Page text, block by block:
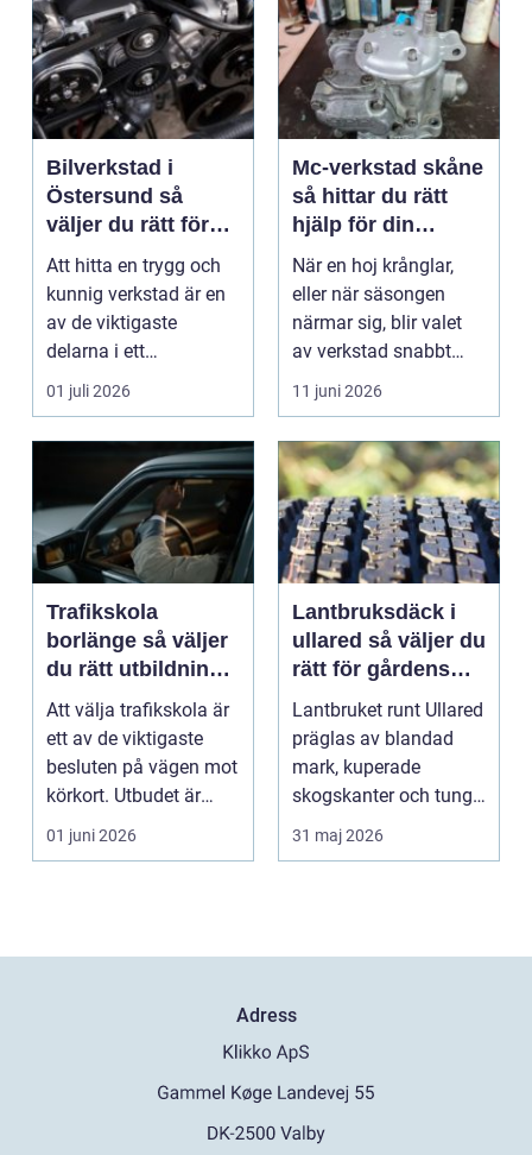
Bilverkstad i
Östersund så
väljer du rätt för
din bil
Att hitta en trygg och
kunnig verkstad är en
av de viktigaste
delarna i ett
problemfritt bilägande.
01 juli 2026
Mc-verkstad skåne
så hittar du rätt
hjälp för din
motorcykel
När en hoj krånglar,
eller när säsongen
närmar sig, blir valet
av verkstad snabbt
avgörande. En MC-v...
11 juni 2026
Trafikskola
borlänge så väljer
du rätt utbildning
mot körkort
Att välja trafikskola är
ett av de viktigaste
besluten på vägen mot
körkort. Utbudet är
stort, prise...
01 juni 2026
Lantbruksdäck i
ullared så väljer du
rätt för gårdens
behov
Lantbruket runt Ullared
präglas av blandad
mark, kuperade
skogskanter och tunga
arbetsmoment.
Däckva...
31 maj 2026
Adress